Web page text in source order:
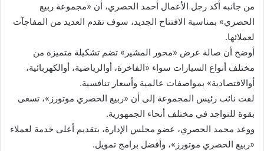
من جانبه أكد رجل الأعمال أحمد الحصري، أن «مجموعة ربيع
الحصري» بمناسبة الافتتاح الجديد، سوف تقدم العديد من المفاجآت
لعملائها.
أوضح أن صالة عرض «محور المشير» تضم تشكيلة متميزة من
مختلف أنواع السيارات سواء «الفاخرة، أوالرياضية، أوالكهربائية،
أوالاقتصادية» بمواصفات عالمية وأسعار تنافسية.
لفت نائب رئيس المجموعة إلى أن «ربيع الحصري موتورز»، تسعى
بقوة للتواجد في مختلف أنحاء الجمهورية.
ووعد محمد الحصري، عضو مجلس الإدارة، بتقديم أعلى خدمة لعملاء
«ربيع الحصري موتورز»، وأفضل برامج تمويل.